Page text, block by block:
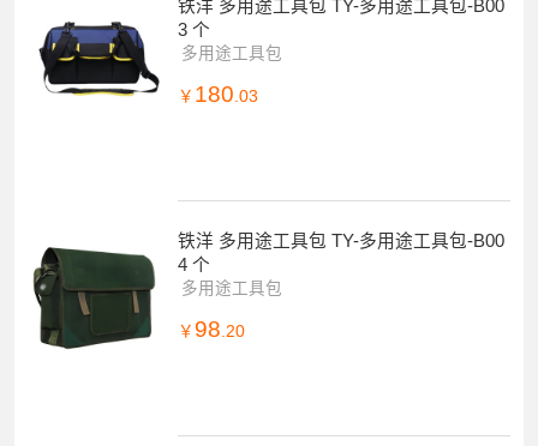
铁洋 多用途工具包 TY-多用途工具包-B00
3 个
多用途工具包
￥ 180.03
铁洋 多用途工具包 TY-多用途工具包-B00
4 个
多用途工具包
￥ 98 .20